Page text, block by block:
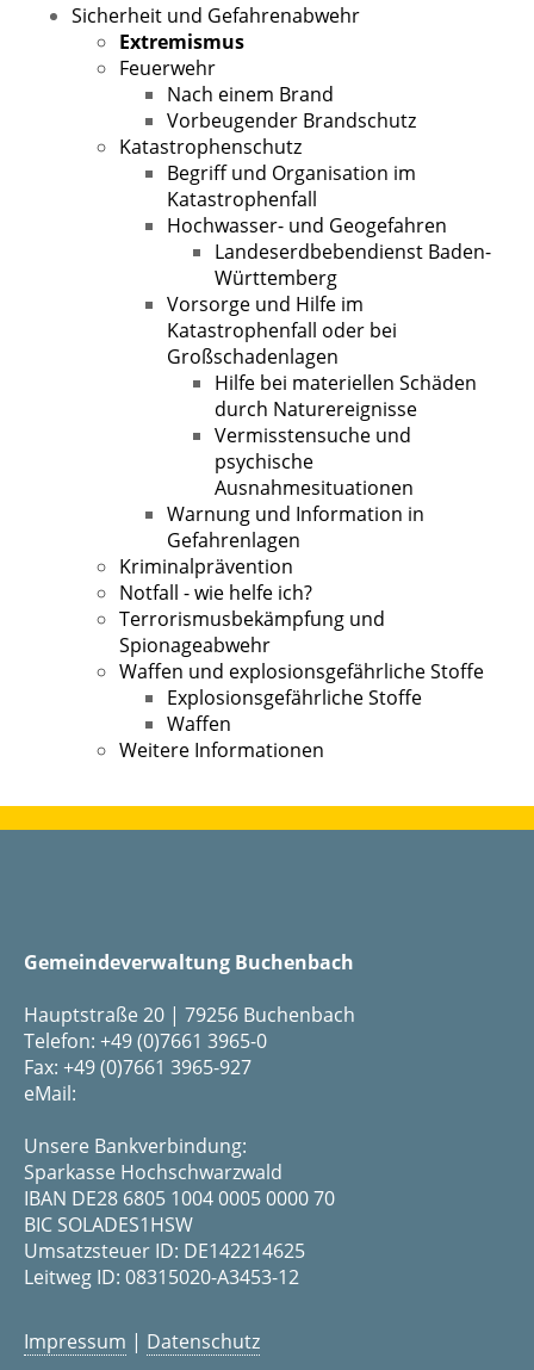
Sicherheit und Gefahrenabwehr
Extremismus
Feuerwehr
Nach einem Brand
Vorbeugender Brandschutz
Katastrophenschutz
Begriff und Organisation im
Katastrophenfall
Hochwasser- und Geogefahren
Landeserdbebendienst Baden-
Württemberg
Vorsorge und Hilfe im
Katastrophenfall oder bei
Großschadenlagen
Hilfe bei materiellen Schäden
durch Naturereignisse
Vermisstensuche und
psychische
Ausnahmesituationen
Warnung und Information in
Gefahrenlagen
Kriminalprävention
Notfall - wie helfe ich?
Terrorismusbekämpfung und
Spionageabwehr
Waffen und explosionsgefährliche Stoffe
Explosionsgefährliche Stoffe
Waffen
Weitere Informationen
Gemeindeverwaltung Buchenbach
Hauptstraße 20 | 79256 Buchenbach
Telefon: +49 (0)7661 3965-0
Fax: +49 (0)7661 3965-927
eMail:
Unsere Bankverbindung:
Sparkasse Hochschwarzwald
IBAN DE28 6805 1004 0005 0000 70
BIC SOLADES1HSW
Umsatzsteuer ID: DE142214625
Leitweg ID: 08315020-A3453-12
Impressum | Datenschutz